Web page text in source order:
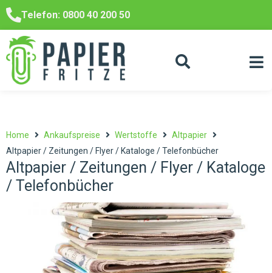
Telefon: 0800 40 200 50
Altpapier / Zeitungen / Flyer / Kataloge
/ Telefonbücher
Home Ankaufspreise Wertstoffe
Altpapier
Altpapier / Zeitungen / Flyer / Kataloge / Telefonbücher